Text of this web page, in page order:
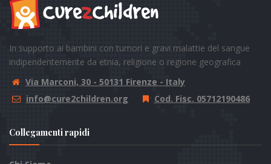
In supporto ai bambini con tumori e gravi malattie del sangue
indipendentemente da etnia, religione o regione geografica
Via Marconi, 30 - 50131 Firenze - Italy
info@cure2children.org
Cod. Fisc. 05712190486
Collegamenti rapidi